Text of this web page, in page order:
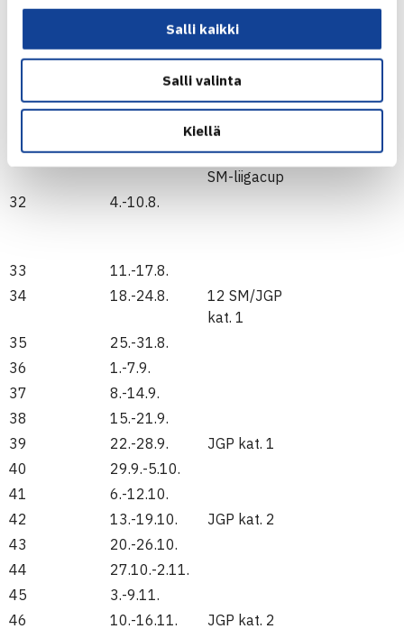
Salli kaikki
Salli valinta
Kiellä
27
30.6.-6.7.
29
14.-20.7.
21.-27.7.
JGP kat. 2,
Junioreiden
SM-liigacup
32
4.-10.8.
33
11.-17.8.
34
18.-24.8.
12 SM/JGP
kat. 1
35
25.-31.8.
36
1.-7.9.
37
8.-14.9.
38
15.-21.9.
39
22.-28.9.
JGP kat. 1
40
29.9.-5.10.
41
6.-12.10.
42
13.-19.10.
JGP kat. 2
43
20.-26.10.
44
27.10.-2.11.
45
3.-9.11.
46
10.-16.11. JGP kat. 2